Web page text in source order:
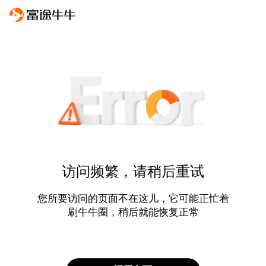
访问频繁，请稍后重试
您所要访问的页面不在这儿，它可能正忙着
刷牛牛圈，稍后就能恢复正常